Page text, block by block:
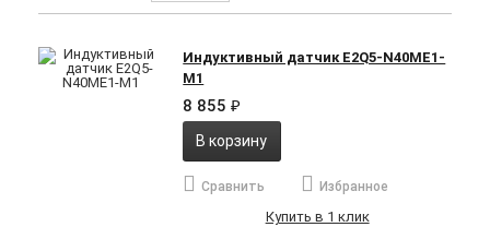
Индуктивный датчик E2Q5-N40ME1-
M1
8 855₽
В корзину
Сравнить Избранное
Купить в 1 клик